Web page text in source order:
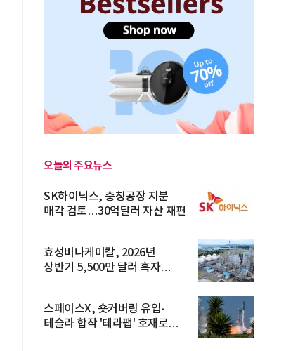
오늘의 주요뉴스
SK하이닉스, 충칭공장 지분
매각 검토…30억달러 자산 재편
효성비나케미칼, 2026년
상반기 5,500만 달러 흑자
스페이스X, 숏커버링 유입-
테슬라 합작 '테라팹' 호재로